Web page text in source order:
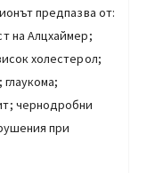
предпазва от:
на Алцхаймер;
холестерол;
чернодробни
при